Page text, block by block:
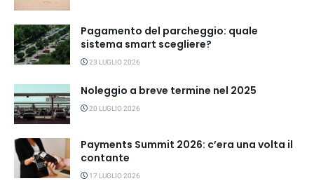
Pagamento del parcheggio: quale
sistema smart scegliere?
23 LUGLIO 2026
Noleggio a breve termine nel 2025
20 LUGLIO 2026
Payments Summit 2026: c’era una volta il
contante
17 LUGLIO 2026